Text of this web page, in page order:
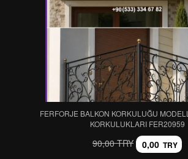
FERFORJE BALKON KORKULUĞU
KORKULUKLARI FER20959
90,00 TRY 0,00 TRY